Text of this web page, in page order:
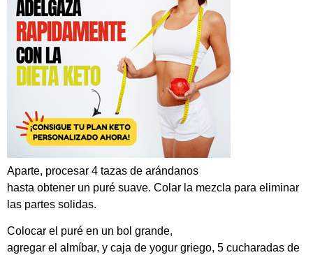
Aparte, procesar 4 tazas de arándanos
hasta obtener un puré suave. Colar la mezcla para eliminar
las partes solidas.
Colocar el puré en un bol grande,
agregar el almíbar, y caja de yogur griego, 5 cucharadas de